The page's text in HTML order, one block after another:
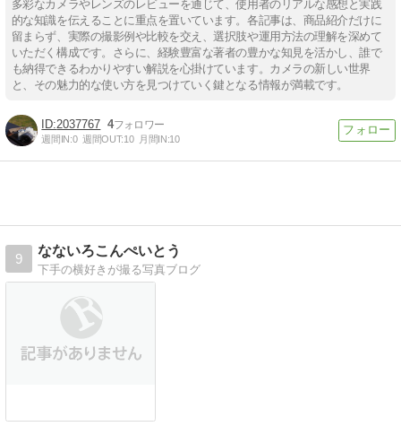
多彩なカメラやレンズのレビューを通じて、使用者のリアルな感想と実践
的な知識を伝えることに重点を置いています。各記事は、商品紹介だけに
留まらず、実際の撮影例や比較を交え、選択肢や運用方法の理解を深めて
いただく構成です。さらに、経験豊富な著者の豊かな知見を活かし、誰で
も納得できるわかりやすい解説を心掛けています。カメラの新しい世界
と、その魅力的な使い方を見つけていく鍵となる情報が満載です。
2037767 4
週間IN:0 週間OUT:10 月間IN:10
9
なないろこんぺいとう
下手の横好きが撮る写真ブログ